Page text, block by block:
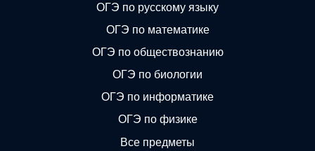
ОГЭ по русскому языку
ОГЭ по математике
ОГЭ по обществознанию
ОГЭ по биологии
ОГЭ по информатике
ОГЭ по физике
Все предметы